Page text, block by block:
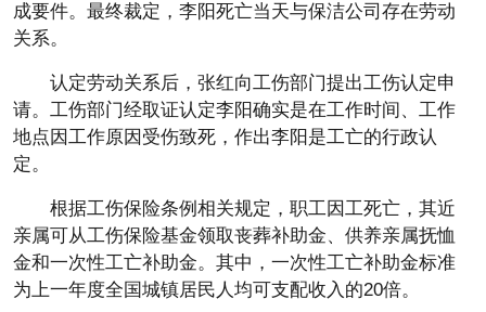
成要件。最终裁定，李阳死亡当天与保洁公司存在劳动
关系。
认定劳动关系后，张红向工伤部门提出工伤认定申
请。工伤部门经取证认定李阳确实是在工作时间、工作
地点因工作原因受伤致死，作出李阳是工亡的行政认
定。
根据工伤保险条例相关规定，职工因工死亡，其近
亲属可从工伤保险基金领取丧葬补助金、供养亲属抚恤
金和一次性工亡补助金。其中，一次性工亡补助金标准
为上一年度全国城镇居民人均可支配收入的20倍。